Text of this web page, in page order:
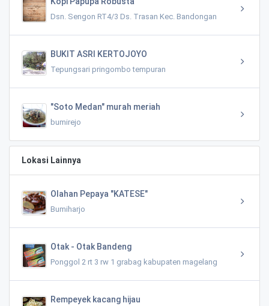
Dsn. Sengon RT4/3 Ds. Trasan Kec. Bandongan
BUKIT ASRI KERTOJOYO
Tepungsari pringombo tempuran
"Soto Medan" murah meriah
bumirejo
Lokasi Lainnya
Olahan Pepaya "KATESE"
Bumiharjo
Otak - Otak Bandeng
Ponggol 2 rt 3 rw 1 grabag kabupaten magelang
Rempeyek kacang hijau